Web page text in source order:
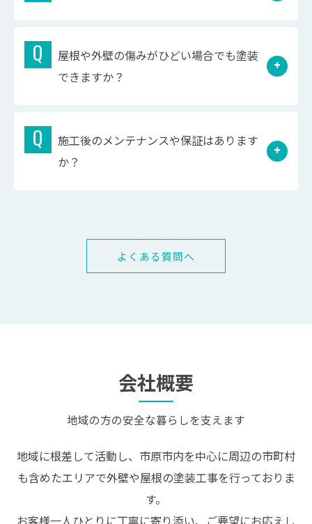
屋根や外壁の傷みがひどい場合でも塗装
できますか？
施工後のメンテナンスや保証はあります
か？
よくある質問へ
地域の方の安全な暮らしを支えます
会社概要
地域に根差して活動し、市原市内を中心に周辺の市町村
も含めたエリアで外壁や屋根の塗装工事を行っておりま
す。
お客様一人ひとりに丁寧に寄り添い、ご要望にお応えし